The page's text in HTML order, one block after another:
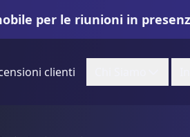
per le riunioni in
clienti